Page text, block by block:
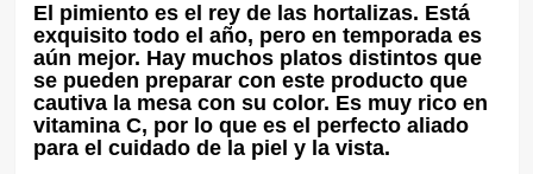
El pimiento es el rey de las hortalizas. Está
exquisito todo el año, pero en temporada es
aún mejor. Hay muchos platos distintos que
se pueden preparar con este producto que
cautiva la mesa con su color. Es muy rico en
vitamina C, por lo que es el perfecto aliado
para el cuidado de la piel y la vista.